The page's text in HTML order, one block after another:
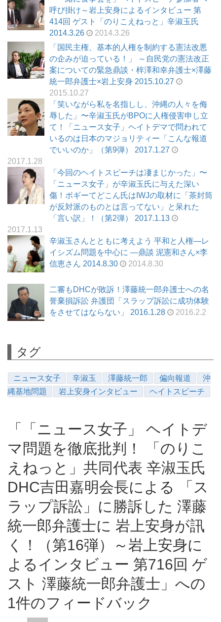
呼び掛け～岩上安身によるインタビュー 第
414回 ゲスト「のりこえねっと」辛淑玉氏
2014.3.26
2014.3.26
「国民主権、基本的人権を制約する憲法改悪
の企みが迫っている！」 ～自民党の憲法改正
案についての緊急鼎談・梓澤和幸弁護士×澤藤
統一郎弁護士×岩上安身 2015.10.27
2015.10.27
「笑いながら私を名指しし、沖縄の人々を侮
辱した」〜辛淑玉氏がBPOに人権侵害申し立
て！「ニュース女子」ヘイトデマで問われて
いるのは日本のマジョリティー「こんな報道
でいいのか」（第9弾） 2017.1.27
2017.1.28
「今回のヘイトスピーチは凄まじかった」〜
「ニュース女子」が辛淑玉氏に与えた深い
傷！ボギーてどこん氏はIWJの取材に「茶封筒
が反対派のものとは言ってない」と呆れた
「言い訳」！（第2弾） 2017.1.13
2017.1.13
辛淑玉さんとともに考えよう 平和と人権―レ
イシズム問題を中心に ―鼎談 泥憲和さん×李
信恵さん 2014.8.30
2014.8.30
二審もDHCが敗訴！澤藤統一郎弁護士への名
誉棄損訴訟 弁護団「スラップ訴訟に成功体験
をさせてはならない」 2016.1.28
2016.2.2
タグ
ニュース女子 辛淑玉 澤藤統一郎 偏向報道
沖
縄基地問題
岩上安身インタビュー ヘイトスピーチ
「「ニュース女子」 ヘイトデ
マ問題を徹底批判！ 「のりこ
えねっと」共同代表 辛淑玉氏
DHC吉田嘉明会長による 「ス
ラップ訴訟」に勝訴した 澤藤
統一郎弁護士に 岩上安身が訊
く！（第16弾）～岩上安身に
よるインタビュー 第716回 ゲ
スト 澤藤統一郎弁護士」への
1件のフィードバック